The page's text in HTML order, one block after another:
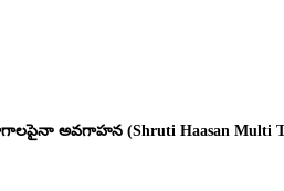
అవగాహన (Shruti Haasan Multi